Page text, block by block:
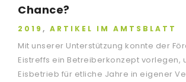
Chance?
2019 , ARTIKEL IM AMTSBLATT
Mit unserer Unterstützung konnte der
Eistreffs ein Betreiberkonzept vorlegen,
Eisbetrieb für etliche Jahre in eigener